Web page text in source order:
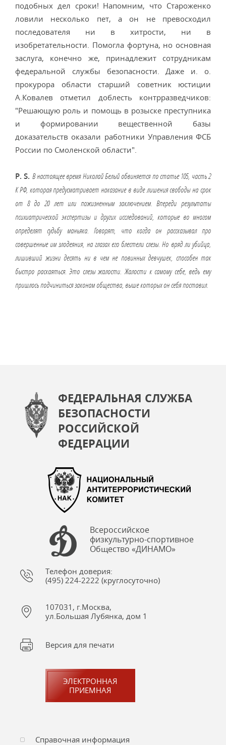
подобных дел сроки! Напомним, что Староженко
ловили несколько пет, а он не превосходил
последователя ни в хитрости, ни в
изобретательности. Помогла фортуна, но основная
заслуга, конечно же, принадлежит сотрудникам
федеральной службы безопасности. Даже и. о.
прокурора области старший советник юстиции
А.Ковалев отметил доблесть контрразведчиков:
"Решающую роль и помощь в розыске преступника
и формировании вещественной базы
доказательств оказали работники Управления ФСБ
России по Смоленской области".
P. S. В настоящее время Николай Белый обвиняется по статье 105, часть 2
К РФ, которая предусматривает наказание в виде лишения свободы на срок
от 8 до 20 лет или пожизненным заключением. Впереди результаты
психиатрической экспертизы и других исследований, которые во многом
определят судьбу маньяка. Говорят, что когда он рассказывал про
совершенные им злодеяния, на глазах его блестели слезы. Но вряд ли убийца,
лишивший жизни десять ни в чем не повинных девчушек, способен так
быстро раскаяться. Это слезы жалости. Жалости к самому себе, ведь ему
пришлось подчиниться законам общества, выше которых он себя поставил.
ФЕДЕРАЛЬНАЯ СЛУЖБА
БЕЗОПАСНОСТИ
РОССИЙСКОЙ
ФЕДЕРАЦИИ
Всероссийское
физкультурно-спортивное
Общество «ДИНАМО»
Телефон доверия:
(495) 224-2222 (круглосуточно)
107031, г.Москва,
ул.Большая Лубянка, дом 1
Версия для печати
ЭЛЕКТРОННАЯ
ПРИЕМНАЯ
Справочная информация